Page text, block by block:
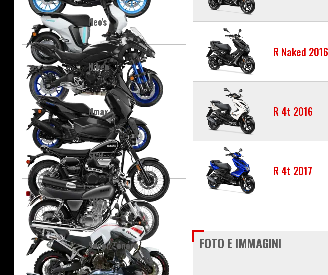
Neo's
Niken
Nmax
SCR
SR
Super Ténéré
R Naked 2016
R 4t 2016
R 4t 2017
FOTO E IMMAGINI